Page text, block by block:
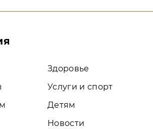
Здоровье
Услуги и спорт
Детям
Новости